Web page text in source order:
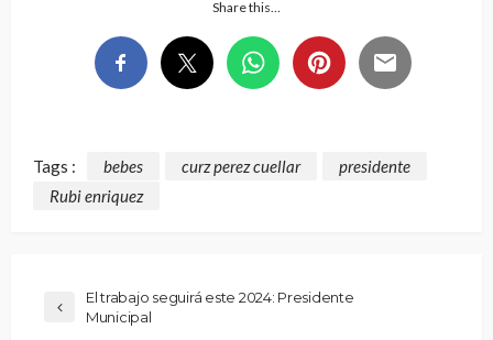
Share this…
Tags : bebes curz perez cuellar
presidente
Rubi enriquez
El trabajo seguirá este 2024: Presidente
Municipal